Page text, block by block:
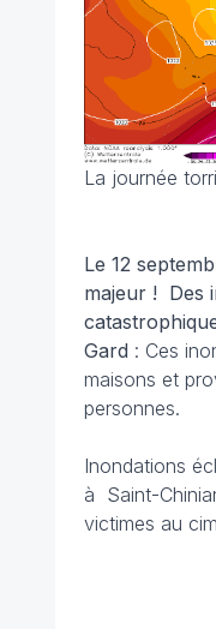
La journée
Le 12
majeur ! Des
Gard : Ces
maisons et
personnes.
Inondations
à Saint-
victimes au